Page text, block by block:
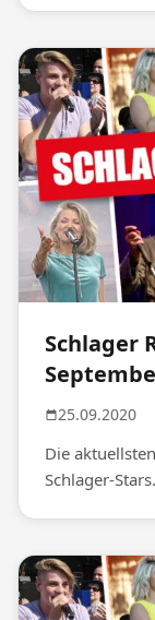
Schlager
25.09.2020
Die
Schlager-Stars.